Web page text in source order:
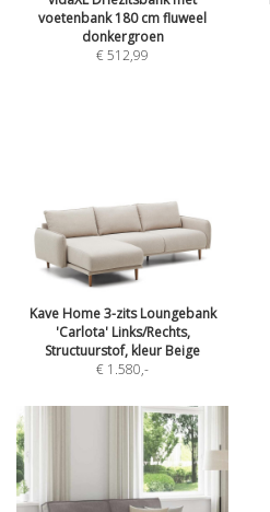
voetenbank 180 cm fluweel
donkergroen
€ 512,99
Kave Home 3-zits Loungebank
'Carlota' Links/Rechts,
Structuurstof, kleur Beige
€ 1.580,-